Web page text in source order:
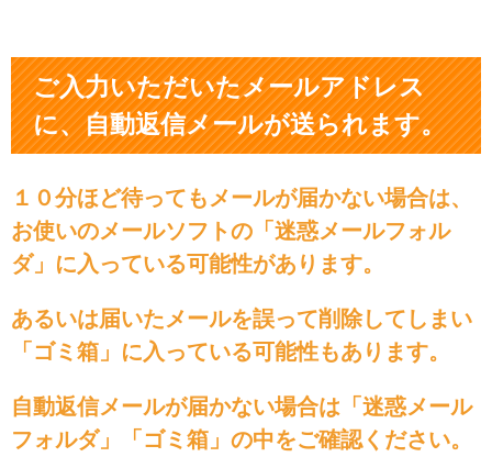
ご入力いただいたメールアドレス
に、自動返信メールが送られます。
１０分ほど待ってもメールが届かない場合は、
お使いのメールソフトの「迷惑メールフォル
ダ」に入っている可能性があります。
あるいは届いたメールを誤って削除してしまい
「ゴミ箱」に入っている可能性もあります。
自動返信メールが届かない場合は「迷惑メール
フォルダ」「ゴミ箱」の中をご確認ください。